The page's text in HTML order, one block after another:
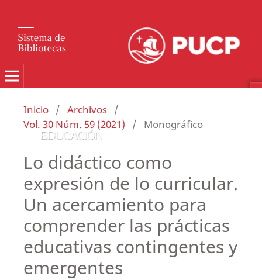
Inicio / Archivos /
Vol. 30 Núm. 59 (2021)
/ Monográfico
Lo didáctico como
expresión de lo curricular.
Un acercamiento para
comprender las prácticas
educativas contingentes y
emergentes